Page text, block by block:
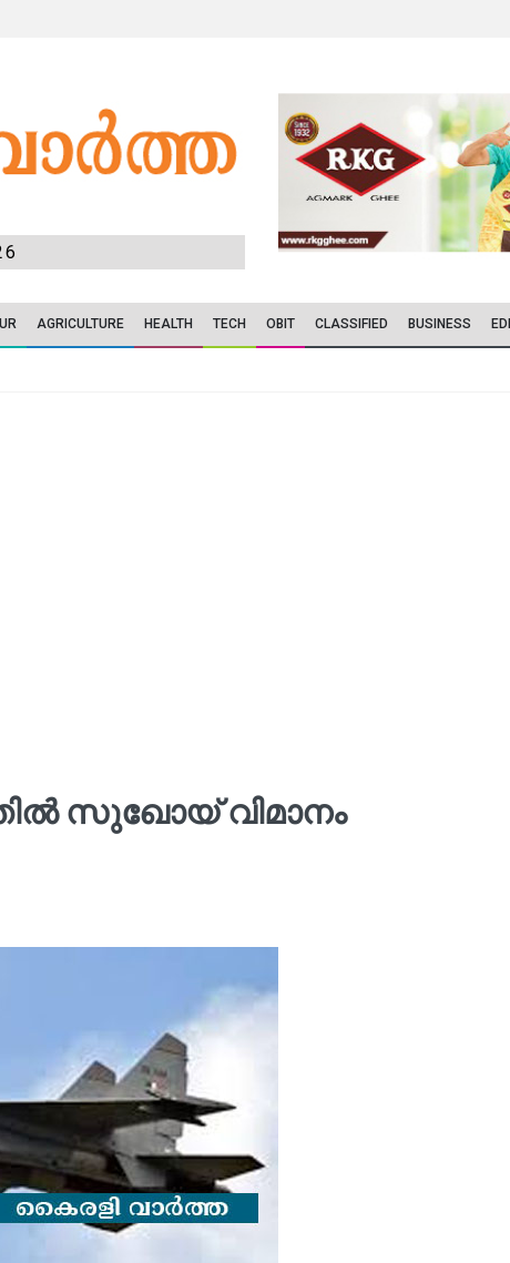
AGRICULTURE HEALTH TECH OBIT CLASSIFIED BUSINESS
സുഖോയ് വിമാനം